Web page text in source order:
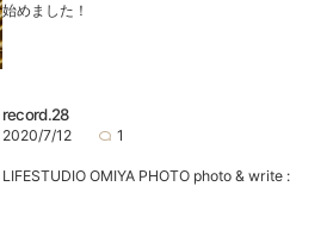
始めました！
record.28
2020/7/12 1
LIFESTUDIO OMIYA PHOTO photo & write :